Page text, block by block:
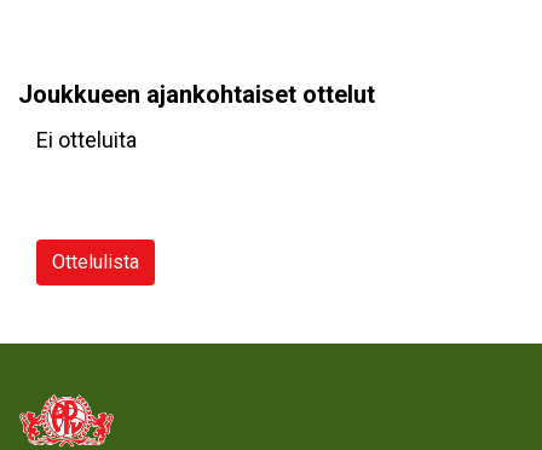
Joukkueen ajankohtaiset ottelut
Ei otteluita
Ottelulista